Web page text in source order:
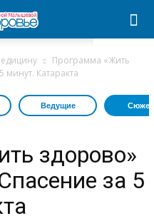
Программа «Жить
минут. Катаракта
Ведущие
здорово»
за 5